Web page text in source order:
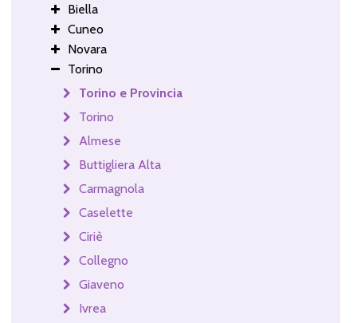
Biella
Cuneo
Novara
Torino
Torino e Provincia
Torino
Almese
Buttigliera Alta
Carmagnola
Caselette
Ciriè
Collegno
Giaveno
Ivrea